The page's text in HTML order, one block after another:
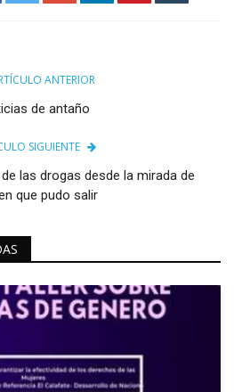
ANTERIOR
de antaño
SIGUIENTE
las drogas desde la mirada de
que pudo salir